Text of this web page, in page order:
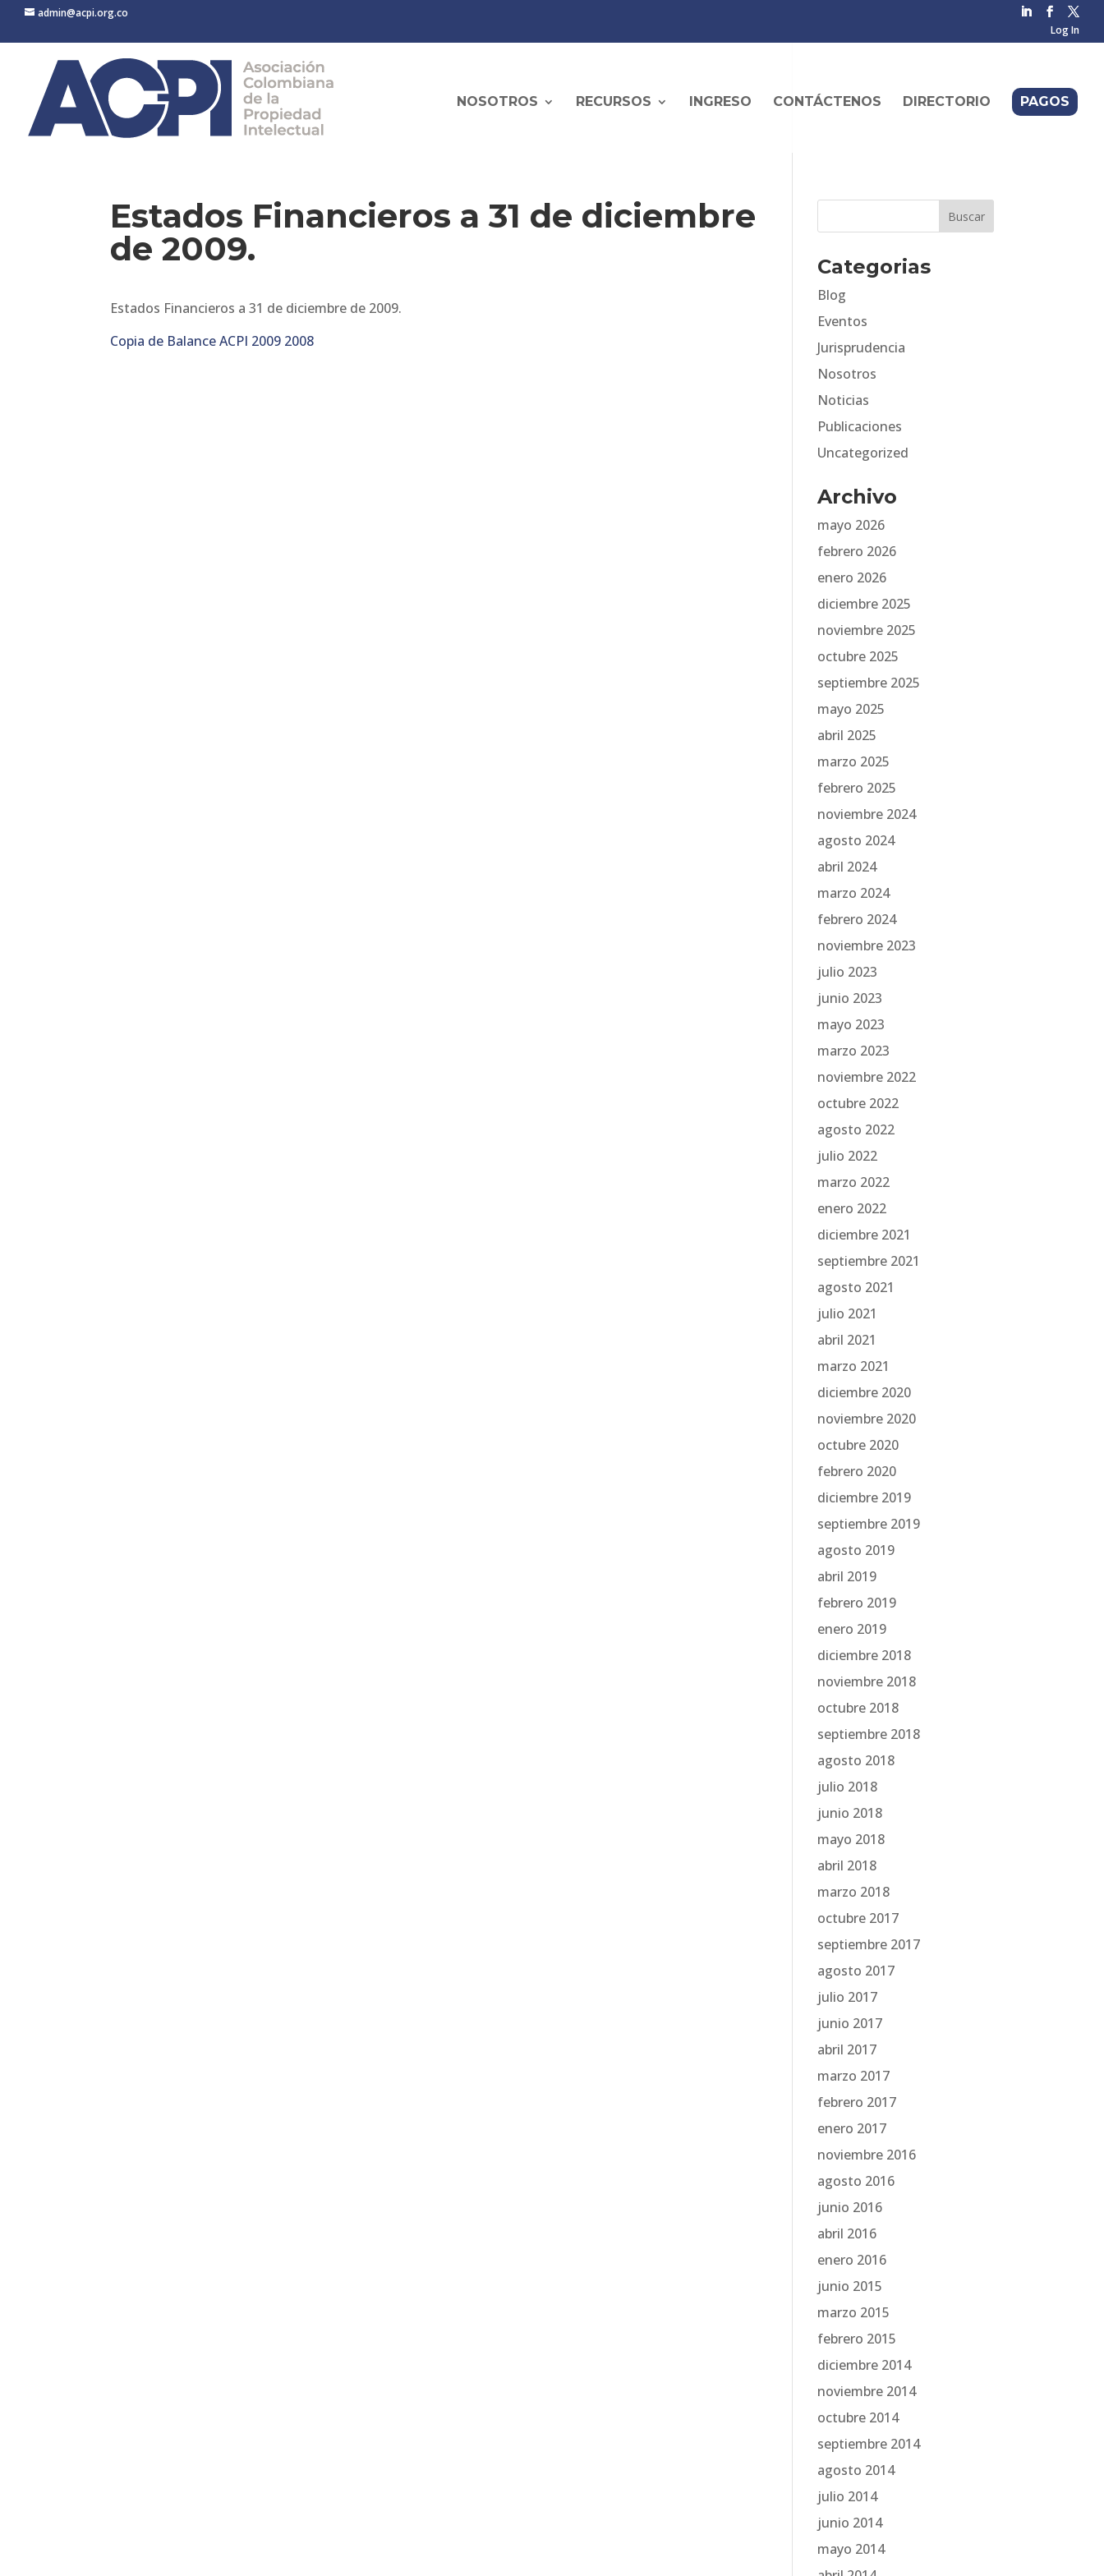
admin@acpi.org.co
Log In
NOSOTROS RECURSOS INGRESO CONTÁCTENOS DIRECTORIO PAGOS
Estados Financieros a 31 de diciembre
de 2009.
Estados Financieros a 31 de diciembre de 2009.
Copia de Balance ACPI 2009 2008
Categorias
Blog
Eventos
Jurisprudencia
Nosotros
Noticias
Publicaciones
Uncategorized
Archivo
mayo 2026
febrero 2026
enero 2026
diciembre 2025
noviembre 2025
octubre 2025
septiembre 2025
mayo 2025
abril 2025
marzo 2025
febrero 2025
noviembre 2024
agosto 2024
abril 2024
marzo 2024
febrero 2024
noviembre 2023
julio 2023
junio 2023
mayo 2023
marzo 2023
noviembre 2022
octubre 2022
agosto 2022
julio 2022
marzo 2022
enero 2022
diciembre 2021
septiembre 2021
agosto 2021
julio 2021
abril 2021
marzo 2021
diciembre 2020
noviembre 2020
octubre 2020
febrero 2020
diciembre 2019
septiembre 2019
agosto 2019
abril 2019
febrero 2019
enero 2019
diciembre 2018
noviembre 2018
octubre 2018
septiembre 2018
agosto 2018
julio 2018
junio 2018
mayo 2018
abril 2018
marzo 2018
octubre 2017
septiembre 2017
agosto 2017
julio 2017
junio 2017
abril 2017
marzo 2017
febrero 2017
enero 2017
noviembre 2016
agosto 2016
junio 2016
abril 2016
enero 2016
junio 2015
marzo 2015
febrero 2015
diciembre 2014
noviembre 2014
octubre 2014
septiembre 2014
agosto 2014
julio 2014
junio 2014
mayo 2014